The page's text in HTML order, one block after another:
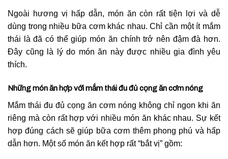
Ngoài hương vị hấp dẫn, món ăn còn rất tiện lợi và dễ
dùng trong nhiều bữa cơm khác nhau. Chỉ cần một ít mắm
thái là đã có thể giúp món ăn chính trở nên đậm đà hơn.
Đây cũng là lý do món ăn này được nhiều gia đình yêu
thích.
Những món ăn hợp với mắm thái đu đủ cọng ăn cơm nóng
Mắm thái đu đủ cọng ăn cơm nóng không chỉ ngon khi ăn
riêng mà còn rất hợp với nhiều món ăn khác nhau. Sự kết
hợp đúng cách sẽ giúp bữa cơm thêm phong phú và hấp
dẫn hơn. Một số món ăn kết hợp rất “bắt vị” gồm: